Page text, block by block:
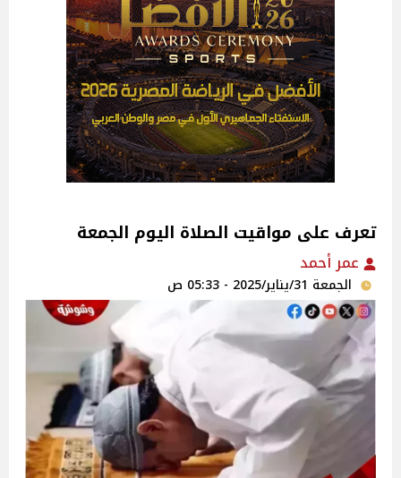
تعرف على مواقيت الصلاة اليوم الجمعة
عمر أحمد
الجمعة 31/يناير/2025 - 05:33 ص